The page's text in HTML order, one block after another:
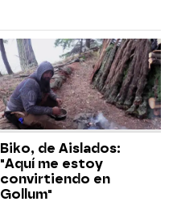
Biko, de Aislados:
"Aquí me estoy
convirtiendo en
Gollum"